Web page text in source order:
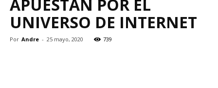
APUESTAN POR EL
UNIVERSO DE INTERNET
Por Andre - 25 mayo, 2020 739